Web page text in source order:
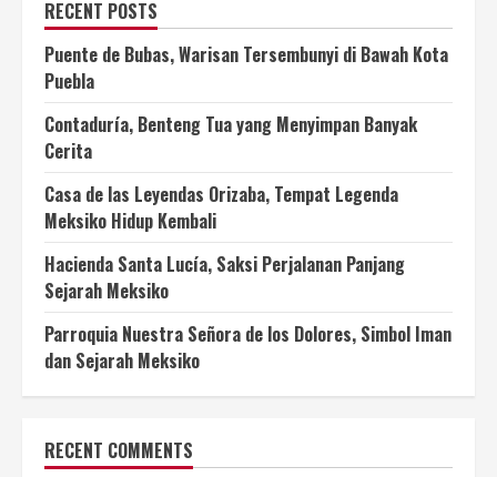
RECENT POSTS
Puente de Bubas, Warisan Tersembunyi di Bawah Kota
Puebla
Contaduría, Benteng Tua yang Menyimpan Banyak
Cerita
Casa de las Leyendas Orizaba, Tempat Legenda
Meksiko Hidup Kembali
Hacienda Santa Lucía, Saksi Perjalanan Panjang
Sejarah Meksiko
Parroquia Nuestra Señora de los Dolores, Simbol Iman
dan Sejarah Meksiko
RECENT COMMENTS